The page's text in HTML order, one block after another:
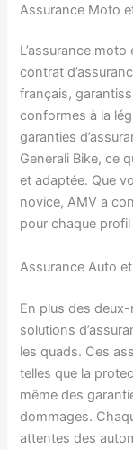
Assurance Moto
L’assurance
contrat
français,
conformes à la
garanties
Generali Bike, ce
et adaptée. Que
novice, AMV a
pour chaque
Assurance Auto
En plus des
solutions
les quads. Ces
telles que la
même des
dommages.
attentes des